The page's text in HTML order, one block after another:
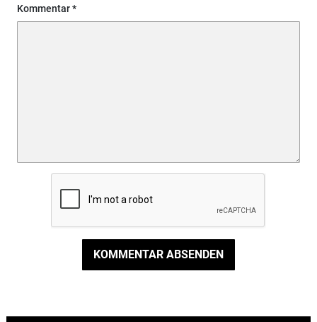
Kommentar
KOMMENTAR ABSENDEN